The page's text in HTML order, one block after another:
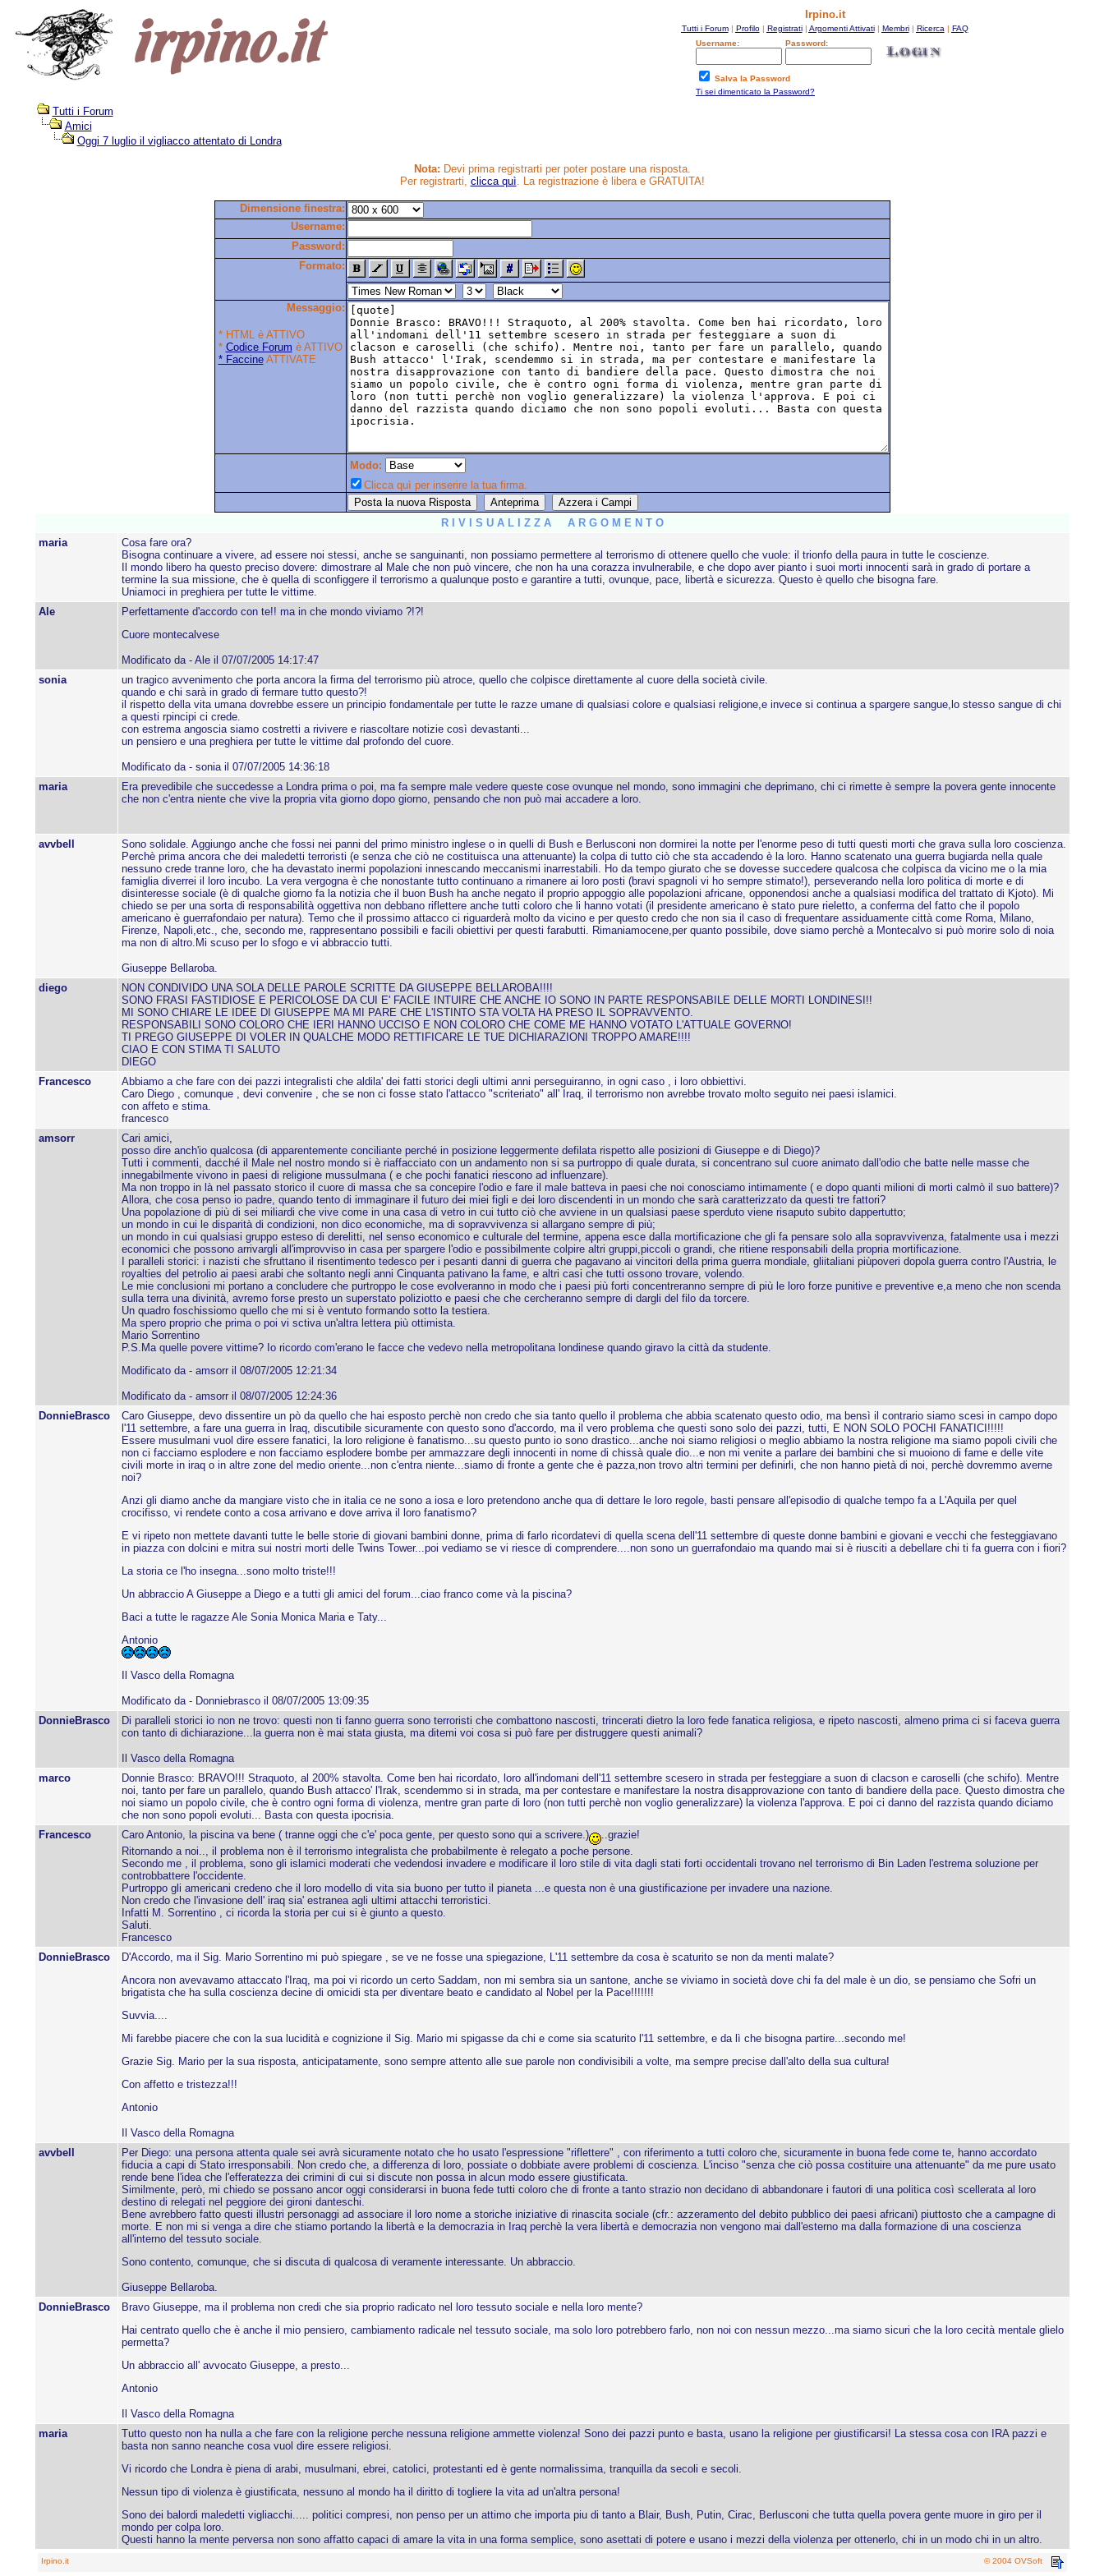
Irpino.it
Tutti i Forum| Profilo| Registrati| Argomenti Attivati| Membri| Ricerca | FAQ
Username:
Password:
Salva la Password
Ti sei dimenticato la Password?
Tutti i Forum
Amici
Oggi 7 luglio il vigliacco attentato di Londra
Nota: Devi prima registrarti per poter postare una risposta.
Per registrarti, clicca quì. La registrazione è libera e GRATUITA!
Dimensione finestra:
Username:
Password:
Formato:
Messaggio:
* HTML è ATTIVO
* Codice Forum è ATTIVO
* FaccineATTIVATE
Modo:
Clicca quì per inserire la tua firma.
R I V I S U A L I Z Z A A R G O M E N T O
maria
Cosa fare ora?
Bisogna continuare a vivere, ad essere noi stessi, anche se sanguinanti, non possiamo permettere al terrorismo di ottenere quello che vuole: il trionfo della paura in tutte le coscienze.
Il mondo libero ha questo preciso dovere: dimostrare al Male che non può vincere, che non ha una corazza invulnerabile, e che dopo aver pianto i suoi morti innocenti sarà in grado di portare a
termine la sua missione, che è quella di sconfiggere il terrorismo a qualunque posto e garantire a tutti, ovunque, pace, libertà e sicurezza. Questo è quello che bisogna fare.
Uniamoci in preghiera per tutte le vittime.
Ale
Perfettamente d'accordo con te!! ma in che mondo viviamo ?!?!
Cuore montecalvese
Modificato da - Ale il 07/07/2005 14:17:47
sonia
un tragico avvenimento che porta ancora la firma del terrorismo più atroce, quello che colpisce direttamente al cuore della società civile.
quando e chi sarà in grado di fermare tutto questo?!
il rispetto della vita umana dovrebbe essere un principio fondamentale per tutte le razze umane di qualsiasi colore e qualsiasi religione,e invece si continua a spargere sangue,lo stesso sangue di chi
a questi rpincipi ci crede.
con estrema angoscia siamo costretti a rivivere e riascoltare notizie così devastanti...
un pensiero e una preghiera per tutte le vittime dal profondo del cuore.
Modificato da - sonia il 07/07/2005 14:36:18
maria
Era prevedibile che succedesse a Londra prima o poi, ma fa sempre male vedere queste cose ovunque nel mondo, sono immagini che deprimano, chi ci rimette è sempre la povera gente innocente
che non c'entra niente che vive la propria vita giorno dopo giorno, pensando che non può mai accadere a loro.
avvbell
Sono solidale. Aggiungo anche che fossi nei panni del primo ministro inglese o in quelli di Bush e Berlusconi non dormirei la notte per l'enorme peso di tutti questi morti che grava sulla loro coscienza.
Perchè prima ancora che dei maledetti terroristi (e senza che ciò ne costituisca una attenuante) la colpa di tutto ciò che sta accadendo è la loro. Hanno scatenato una guerra bugiarda nella quale
nessuno crede tranne loro, che ha devastato inermi popolazioni innescando meccanismi inarrestabili. Ho da tempo giurato che se dovesse succedere qualcosa che colpisca da vicino me o la mia
famiglia diverrei il loro incubo. La vera vergogna è che nonostante tutto continuano a rimanere ai loro posti (bravi spagnoli vi ho sempre stimato!), perseverando nella loro politica di morte e di
disinteresse sociale (è di qualche giorno fa la notizia che il buon Bush ha anche negato il proprio appoggio alle popolazioni africane, opponendosi anche a qualsiasi modifica del trattato di Kjoto). Mi
chiedo se per una sorta di responsabilità oggettiva non debbano riflettere anche tutti coloro che li hanno votati (il presidente americano è stato pure rieletto, a conferma del fatto che il popolo
americano è guerrafondaio per natura). Temo che il prossimo attacco ci riguarderà molto da vicino e per questo credo che non sia il caso di frequentare assiduamente città come Roma, Milano,
Firenze, Napoli,etc., che, secondo me, rappresentano possibili e facili obiettivi per questi farabutti. Rimaniamocene,per quanto possibile, dove siamo perchè a Montecalvo si può morire solo di noia
ma non di altro.Mi scuso per lo sfogo e vi abbraccio tutti.
Giuseppe Bellaroba.
diego
NON CONDIVIDO UNA SOLA DELLE PAROLE SCRITTE DA GIUSEPPE BELLAROBA!!!!
SONO FRASI FASTIDIOSE E PERICOLOSE DA CUI E' FACILE INTUIRE CHE ANCHE IO SONO IN PARTE RESPONSABILE DELLE MORTI LONDINESI!!
MI SONO CHIARE LE IDEE DI GIUSEPPE MA MI PARE CHE L'ISTINTO STA VOLTA HA PRESO IL SOPRAVVENTO.
RESPONSABILI SONO COLORO CHE IERI HANNO UCCISO E NON COLORO CHE COME ME HANNO VOTATO L'ATTUALE GOVERNO!
TI PREGO GIUSEPPE DI VOLER IN QUALCHE MODO RETTIFICARE LE TUE DICHIARAZIONI TROPPO AMARE!!!!
CIAO E CON STIMA TI SALUTO
DIEGO
Francesco
Abbiamo a che fare con dei pazzi integralisti che aldila' dei fatti storici degli ultimi anni perseguiranno, in ogni caso , i loro obbiettivi.
Caro Diego , comunque , devi convenire , che se non ci fosse stato l'attacco "scriteriato" all' Iraq, il terrorismo non avrebbe trovato molto seguito nei paesi islamici.
con affeto e stima.
francesco
amsorr
Cari amici,
posso dire anch'io qualcosa (di apparentemente conciliante perché in posizione leggermente defilata rispetto alle posizioni di Giuseppe e di Diego)?
Tutti i commenti, dacché il Male nel nostro mondo si è riaffacciato con un andamento non si sa purtroppo di quale durata, si concentrano sul cuore animato dall'odio che batte nelle masse che
innegabilmente vivono in paesi di religione mussulmana ( e che pochi fanatici riescono ad influenzare).
Ma non troppo in là nel passato storico il cuore di massa che sa concepire l'odio e fare il male batteva in paesi che noi conosciamo intimamente ( e dopo quanti milioni di morti calmò il suo battere)?
Allora, che cosa penso io padre, quando tento di immaginare il futuro dei miei figli e dei loro discendenti in un mondo che sarà caratterizzato da questi tre fattori?
Una popolazione di più di sei miliardi che vive come in una casa di vetro in cui tutto ciò che avviene in un qualsiasi paese sperduto viene risaputo subito dappertutto;
un mondo in cui le disparità di condizioni, non dico economiche, ma di sopravvivenza si allargano sempre di più;
un mondo in cui qualsiasi gruppo esteso di derelitti, nel senso economico e culturale del termine, appena esce dalla mortificazione che gli fa pensare solo alla sopravvivenza, fatalmente usa i mezzi
economici che possono arrivargli all'improvviso in casa per spargere l'odio e possibilmente colpire altri gruppi,piccoli o grandi, che ritiene responsabili della propria mortificazione.
I paralleli storici: i nazisti che sfruttano il risentimento tedesco per i pesanti danni di guerra che pagavano ai vincitori della prima guerra mondiale, gliitaliani piùpoveri dopola guerra contro l'Austria, le
royalties del petrolio ai paesi arabi che soltanto negli anni Cinquanta pativano la fame, e altri casi che tutti ossono trovare, volendo.
Le mie conclusioni mi portano a concludere che purtroppo le cose evolveranno in modo che i paesi più forti concentreranno sempre di più le loro forze punitive e preventive e,a meno che non scenda
sulla terra una divinità, avremo forse presto un superstato poliziotto e paesi che che cercheranno sempre di dargli del filo da torcere.
Un quadro foschissiomo quello che mi si è ventuto formando sotto la testiera.
Ma spero proprio che prima o poi vi sctiva un'altra lettera più ottimista.
Mario Sorrentino
P.S.Ma quelle povere vittime? Io ricordo com'erano le facce che vedevo nella metropolitana londinese quando giravo la città da studente.
Modificato da - amsorr il 08/07/2005 12:21:34
Modificato da - amsorr il 08/07/2005 12:24:36
DonnieBrasco
Caro Giuseppe, devo dissentire un pò da quello che hai esposto perchè non credo che sia tanto quello il problema che abbia scatenato questo odio, ma bensì il contrario siamo scesi in campo dopo
l'11 settembre, a fare una guerra in Iraq, discutibile sicuramente con questo sono d'accordo, ma il vero problema che questi sono solo dei pazzi, tutti, E NON SOLO POCHI FANATICI!!!!!
Essere musulmani vuol dire essere fanatici, la loro religione è fanatismo...su questo punto io sono drastico...anche noi siamo religiosi o meglio abbiamo la nostra religione ma siamo popoli civili che
non ci facciamo esplodere e non facciamo esplodere bombe per ammazzare degli innocenti in nome di chissà quale dio...e non mi venite a parlare dei bambini che si muoiono di fame e delle vite
civili morte in iraq o in altre zone del medio oriente...non c'entra niente...siamo di fronte a gente che è pazza,non trovo altri termini per definirli, che non hanno pietà di noi, perchè dovremmo averne
noi?
Anzi gli diamo anche da mangiare visto che in italia ce ne sono a iosa e loro pretendono anche qua di dettare le loro regole, basti pensare all'episodio di qualche tempo fa a L'Aquila per quel
crocifisso, vi rendete conto a cosa arrivano e dove arriva il loro fanatismo?
E vi ripeto non mettete davanti tutte le belle storie di giovani bambini donne, prima di farlo ricordatevi di quella scena dell'11 settembre di queste donne bambini e giovani e vecchi che festeggiavano
in piazza con dolcini e mitra sui nostri morti delle Twins Tower...poi vediamo se vi riesce di comprendere....non sono un guerrafondaio ma quando mai si è riusciti a debellare chi ti fa guerra con i fiori?
La storia ce l'ho insegna...sono molto triste!!!
Un abbraccio A Giuseppe a Diego e a tutti gli amici del forum...ciao franco come và la piscina?
Baci a tutte le ragazze Ale Sonia Monica Maria e Taty...
Antonio
Il Vasco della Romagna
Modificato da - Donniebrasco il 08/07/2005 13:09:35
DonnieBrasco
Di paralleli storici io non ne trovo: questi non ti fanno guerra sono terroristi che combattono nascosti, trincerati dietro la loro fede fanatica religiosa, e ripeto nascosti, almeno prima ci si faceva guerra
con tanto di dichiarazione...la guerra non è mai stata giusta, ma ditemi voi cosa si può fare per distruggere questi animali?
Il Vasco della Romagna
marco
Donnie Brasco: BRAVO!!! Straquoto, al 200% stavolta. Come ben hai ricordato, loro all'indomani dell'11 settembre scesero in strada per festeggiare a suon di clacson e caroselli (che schifo). Mentre
noi, tanto per fare un parallelo, quando Bush attacco' l'Irak, scendemmo si in strada, ma per contestare e manifestare la nostra disapprovazione con tanto di bandiere della pace. Questo dimostra che
noi siamo un popolo civile, che è contro ogni forma di violenza, mentre gran parte di loro (non tutti perchè non voglio generalizzare) la violenza l'approva. E poi ci danno del razzista quando diciamo
che non sono popoli evoluti... Basta con questa ipocrisia.
Francesco
Caro Antonio, la piscina va bene ( tranne oggi che c'e' poca gente, per questo sono qui a scrivere.)
..grazie!
Ritornando a noi.., il problema non è il terrorismo integralista che probabilmente è relegato a poche persone.
Secondo me , il problema, sono gli islamici moderati che vedendosi invadere e modificare il loro stile di vita dagli stati forti occidentali trovano nel terrorismo di Bin Laden l'estrema soluzione per
controbbattere l'occidente.
Purtroppo gli americani credeno che il loro modello di vita sia buono per tutto il pianeta ...e questa non è una giustificazione per invadere una nazione.
Non credo che l'invasione dell' iraq sia' estranea agli ultimi attacchi terroristici.
Infatti M. Sorrentino , ci ricorda la storia per cui si è giunto a questo.
Saluti.
Francesco
DonnieBrasco
D'Accordo, ma il Sig. Mario Sorrentino mi può spiegare , se ve ne fosse una spiegazione, L'11 settembre da cosa è scaturito se non da menti malate?
Ancora non avevavamo attaccato l'Iraq, ma poi vi ricordo un certo Saddam, non mi sembra sia un santone, anche se viviamo in società dove chi fa del male è un dio, se pensiamo che Sofri un
brigatista che ha sulla coscienza decine di omicidi sta per diventare beato e candidato al Nobel per la Pace!!!!!!!
Suvvia....
Mi farebbe piacere che con la sua lucidità e cognizione il Sig. Mario mi spigasse da chi e come sia scaturito l'11 settembre, e da lì che bisogna partire...secondo me!
Grazie Sig. Mario per la sua risposta, anticipatamente, sono sempre attento alle sue parole non condivisibili a volte, ma sempre precise dall'alto della sua cultura!
Con affetto e tristezza!!!
Antonio
Il Vasco della Romagna
avvbell
Per Diego: una persona attenta quale sei avrà sicuramente notato che ho usato l'espressione "riflettere" , con riferimento a tutti coloro che, sicuramente in buona fede come te, hanno accordato
fiducia a capi di Stato irresponsabili. Non credo che, a differenza di loro, possiate o dobbiate avere problemi di coscienza. L'inciso "senza che ciò possa costituire una attenuante" da me pure usato
rende bene l'idea che l'efferatezza dei crimini di cui si discute non possa in alcun modo essere giustificata.
Similmente, però, mi chiedo se possano ancor oggi considerarsi in buona fede tutti coloro che di fronte a tanto strazio non decidano di abbandonare i fautori di una politica così scellerata al loro
destino di relegati nel peggiore dei gironi danteschi.
Bene avrebbero fatto questi illustri personaggi ad associare il loro nome a storiche iniziative di rinascita sociale (cfr.: azzeramento del debito pubblico dei paesi africani) piuttosto che a campagne di
morte. E non mi si venga a dire che stiamo portando la libertà e la democrazia in Iraq perchè la vera libertà e democrazia non vengono mai dall'esterno ma dalla formazione di una coscienza
all'interno del tessuto sociale.
Sono contento, comunque, che si discuta di qualcosa di veramente interessante. Un abbraccio.
Giuseppe Bellaroba.
DonnieBrasco
Bravo Giuseppe, ma il problema non credi che sia proprio radicato nel loro tessuto sociale e nella loro mente?
Hai centrato quello che è anche il mio pensiero, cambiamento radicale nel tessuto sociale, ma solo loro potrebbero farlo, non noi con nessun mezzo...ma siamo sicuri che la loro cecità mentale glielo
permetta?
Un abbraccio all' avvocato Giuseppe, a presto...
Antonio
Il Vasco della Romagna
maria
Tutto questo non ha nulla a che fare con la religione perche nessuna religione ammette violenza! Sono dei pazzi punto e basta, usano la religione per giustificarsi! La stessa cosa con IRA pazzi e
basta non sanno neanche cosa vuol dire essere religiosi.
Vi ricordo che Londra è piena di arabi, musulmani, ebrei, catolici, protestanti ed è gente normalissima, tranquilla da secoli e secoli.
Nessun tipo di violenza è giustificata, nessuno al mondo ha il diritto di togliere la vita ad un'altra persona!
Sono dei balordi maledetti vigliacchi..... politici compresi, non penso per un attimo che importa piu di tanto a Blair, Bush, Putin, Cirac, Berlusconi che tutta quella povera gente muore in giro per il
mondo per colpa loro.
Questi hanno la mente perversa non sono affatto capaci di amare la vita in una forma semplice, sono asettati di potere e usano i mezzi della violenza per ottenerlo, chi in un modo chi in un altro.
Irpino.it © 2004 OVSoft